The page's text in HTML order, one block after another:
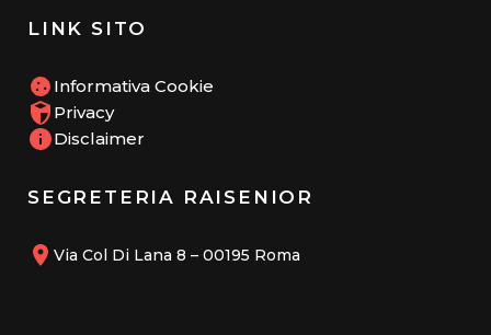
LINK SITO
Informativa Cookie
Privacy
Disclaimer
SEGRETERIA RAISENIOR
Via Col Di Lana 8 – 00195 Roma